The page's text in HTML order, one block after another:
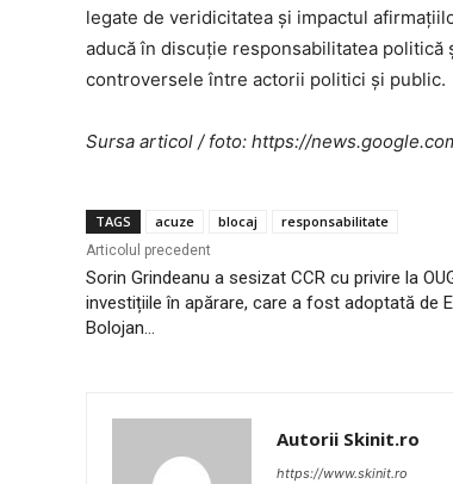
legate de veridicitatea și impactul
aducă în discuție responsabilitatea
controversele între actorii politici și public.
Sursa articol / foto: https://
TAGS acuze blocaj responsabilitate
Articolul precedent
Sorin Grindeanu a sesizat CCR cu privire la
investițiile în apărare, care a fost adoptată de
Bolojan…
Autorii Skinit.ro
https://www.skinit.ro